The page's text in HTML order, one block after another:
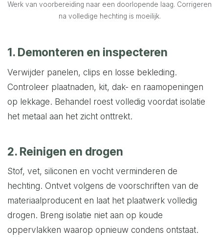
Werk van voorbereiding naar een doorlopende laag. Corrigeren
na volledige hechting is moeilijk.
1. Demonteren en inspecteren
Verwijder panelen, clips en losse bekleding.
Controleer plaatnaden, kit, dak- en raamopeningen
op lekkage. Behandel roest volledig voordat isolatie
het metaal aan het zicht onttrekt.
2. Reinigen en drogen
Stof, vet, siliconen en vocht verminderen de
hechting. Ontvet volgens de voorschriften van de
materiaalproducent en laat het plaatwerk volledig
drogen. Breng isolatie niet aan op koude
oppervlakken waarop opnieuw condens ontstaat.